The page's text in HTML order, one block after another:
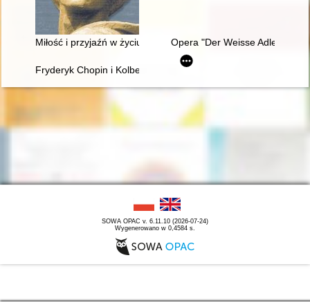
Miłość i przyjaźń w życiu ChopinaOpera "Der Weisse Adler"
Fryderyk Chopin i Kolbergowie. Wspomnienia i inspiracje
SOWA OPAC v. 6.11.10 (2026-07-24)
Wygenerowano w 0,4584 s.